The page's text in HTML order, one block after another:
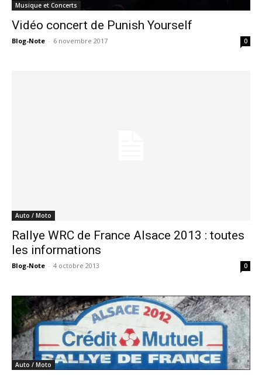
Musique et Concerts
Vidéo concert de Punish Yourself
Blog-Note - 6 novembre 2017 0
Auto / Moto
Rallye WRC de France Alsace 2013 : toutes
les informations
Blog-Note - 4 octobre 2013 0
Auto / Moto